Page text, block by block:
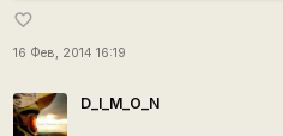
favorite_border
16 Фев, 2014 16:19
D_I_M_O_N